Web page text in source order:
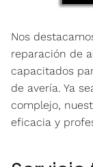
Nos
reparación de
capacitados
de avería. Ya
complejo,
eficacia y